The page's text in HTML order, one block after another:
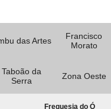
das Artes
Francisco
Morato
Taboão da
Serra
Zona Oeste
Freguesia do Ó